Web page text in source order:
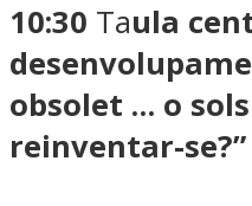
10:30 Taula
obsolet … o
reinventar-se?”